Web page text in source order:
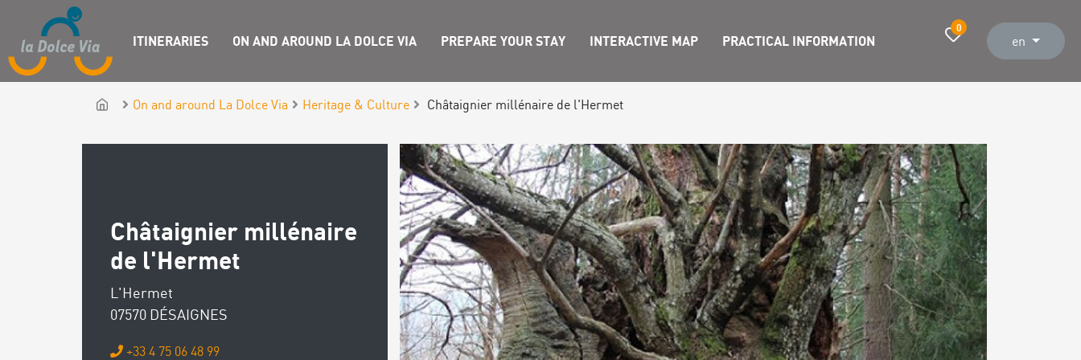
ITINERARIES ON AND AROUND LA DOLCE VIA PREPARE YOUR STAY INTERACTIVE MAP PRACTICAL INFORMATION
0
en
On and around La Dolce Via Heritage & Culture Châtaignier millénaire de l'Hermet
Châtaignier millénaire
de l'Hermet
L'Hermet
07570 DÉSAIGNES
+33 4 75 06 48 99